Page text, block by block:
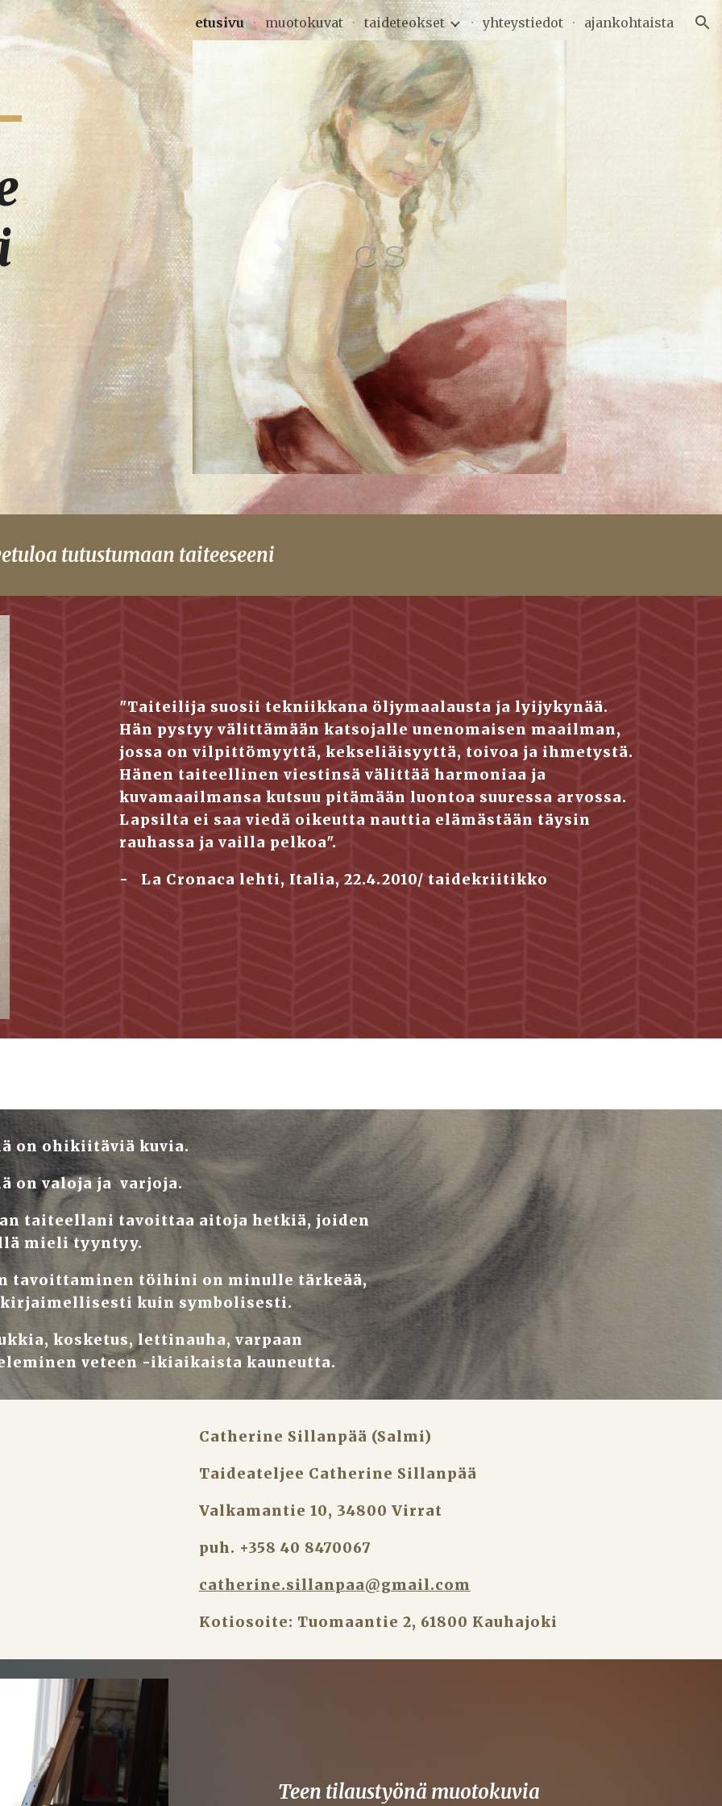
to main content Skip to navigation
etusivu muotokuvat taideteokset yhteystiedot ajankohtaista
tutustumaan taiteeseeni
"Taiteilija suosii tekniikkana öljymaalausta ja lyijykynää.
Hän pystyy välittämään katsojalle unenomaisen maailman,
jossa on vilpittömyyttä, kekseliäisyyttä, toivoa ja ihmetystä.
Hänen taiteellinen viestinsä välittää harmoniaa ja
kuvamaailmansa kutsuu pitämään luontoa suuressa arvossa.
Lapsilta ei saa viedä oikeutta nauttia elämästään täysin
rauhassa ja vailla pelkoa".
on ohikiitäviä kuvia.
on valoja ja  varjoja.
taiteellani tavoittaa aitoja hetkiä, joiden
mieli tyyntyy.
tavoittaminen töihini on minulle tärkeää,
kuin symbolisesti.
kosketus, lettinauha, varpaan
veteen -ikiaikaista kauneutta.
Catherine Sillanpää (Salmi)
Taideateljee Catherine Sillanpää
Valkamantie 10, 34800 Virrat
puh. +358 40 8470067
catherine.sillanpaa@gmail.com
Kotiosoite: Tuomaantie 2, 61800 Kauhajoki
Teen tilaustyönä muotokuvia